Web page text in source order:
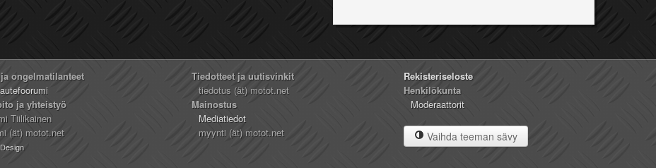
ongelmatilanteet
ja yhteistyö
Tiilikainen
(ät) motot.net
Tiedotteet ja uutisvinkit
tiedotus (ät) motot.net
Mainostus
Mediatiedot
myynti (ät) motot.net
Rekisteriseloste
Henkilökunta
Moderaattorit
Vaihda teeman sävy